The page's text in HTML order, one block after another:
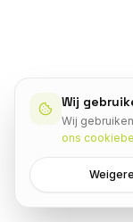
Wij
Wij
ons